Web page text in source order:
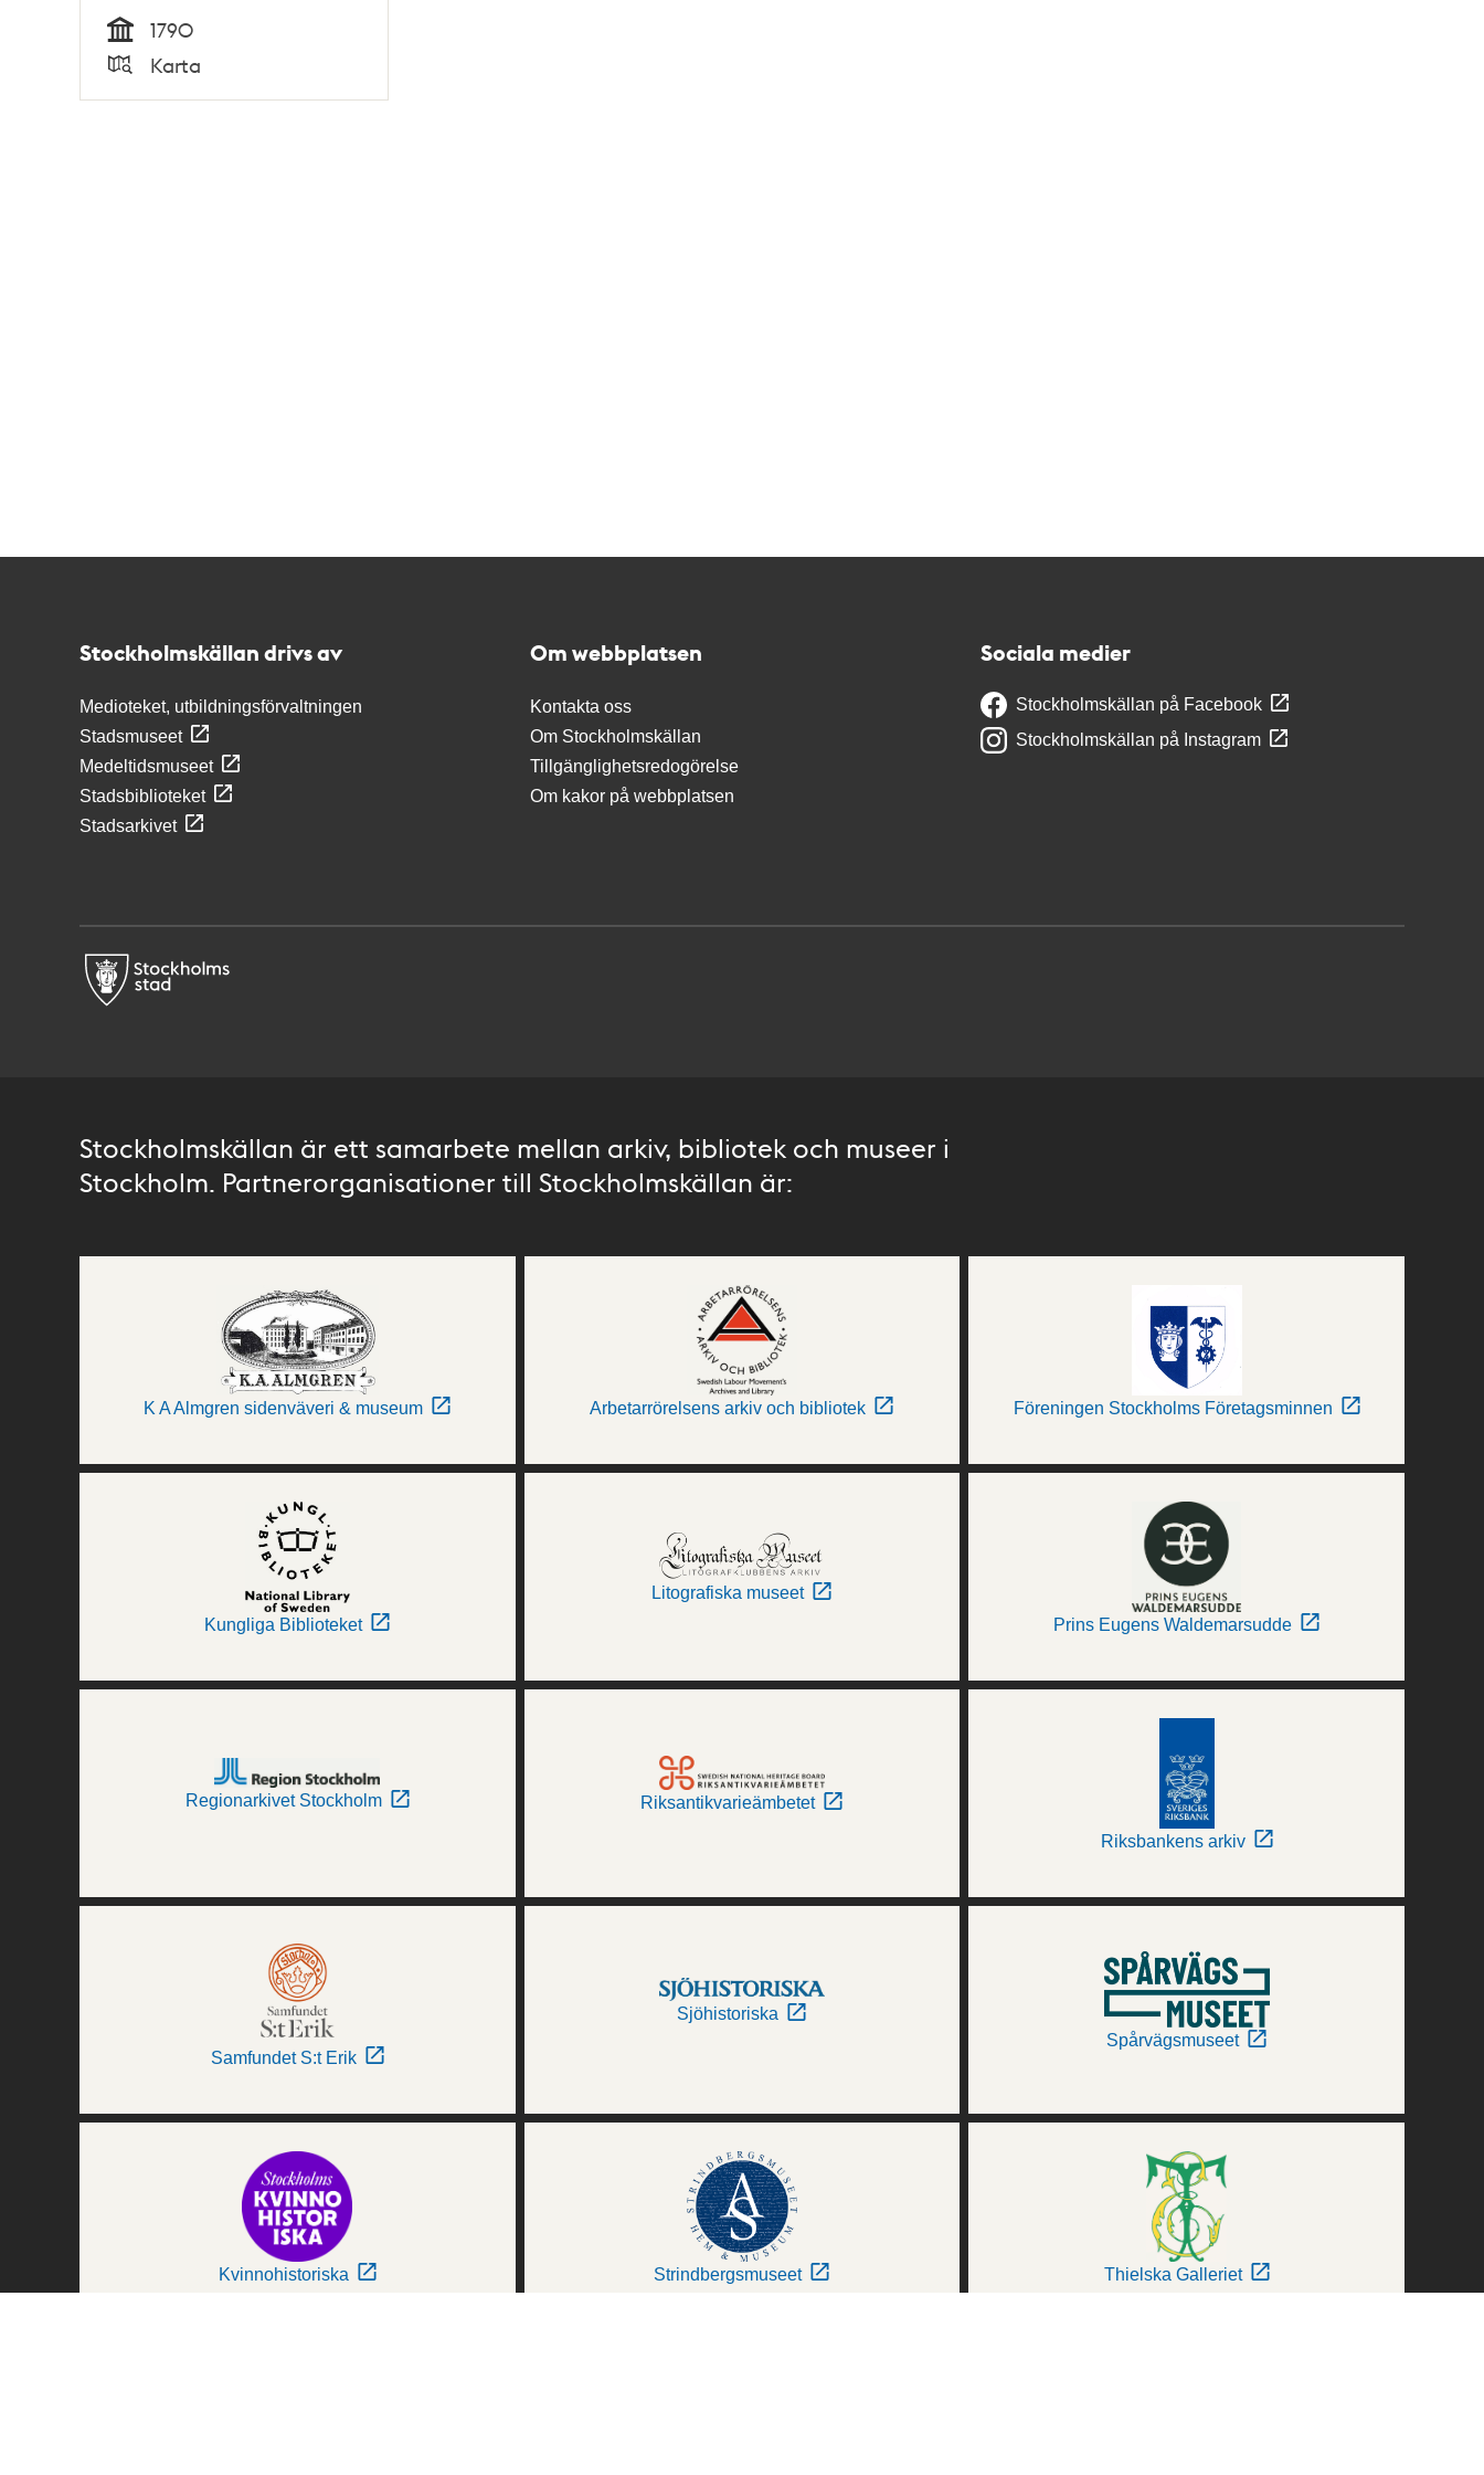
Tid
1790
Typ
Karta
Stockholmskällan drivs av
Medioteket, utbildningsförvaltningen
Stadsmuseet
Medeltidsmuseet
Stadsbiblioteket
Stadsarkivet
Om webbplatsen
Kontakta oss
Om Stockholmskällan
Tillgänglighetsredogörelse
Om kakor på webbplatsen
Sociala medier
Stockholmskällan på Facebook
Stockholmskällan på Instagram
Stockholmskällan är ett samarbete mellan arkiv, bibliotek och museer i
Stockholm. Partnerorganisationer till Stockholmskällan är:
K A Almgren sidenväveri & museum Arbetarrörelsens arkiv och bibliotek Föreningen Stockholms Företagsminnen
Kungliga Biblioteket
Litografiska museet
Prins Eugens Waldemarsudde
Regionarkivet Stockholm Riksantikvarieämbetet
Riksbankens arkiv
Samfundet S:t Erik
Sjöhistoriska
Spårvägsmuseet
Kvinnohistoriska Strindbergsmuseet Thielska Galleriet